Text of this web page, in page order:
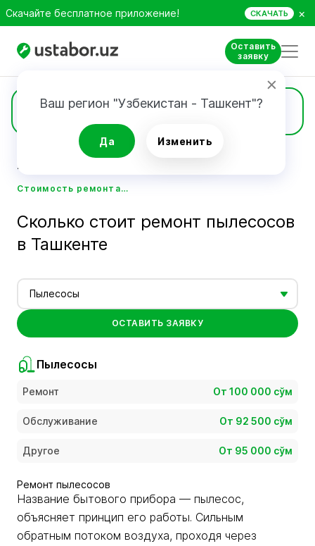
Скачайте бесплатное приложение! СКАЧАТЬ ×
Оставить
заявку
Ваш регион "Узбекистан - Ташкент"?
Да Изменить
Цены
Главная
Стоимость ремонта пылесосов в Ташкенте - Ustabor.uz
Сколько стоит ремонт пылесосов
в Ташкенте
Пылесосы
ОСТАВИТЬ ЗАЯВКУ
Пылесосы
Ремонт От 100 000 сўм
Обслуживание От 92 500 сўм
Другое От 95 000 сўм
Ремонт пылесосов
Название бытового прибора — пылесос,
объясняет принцип его работы. Сильным
обратным потоком воздуха, проходя через